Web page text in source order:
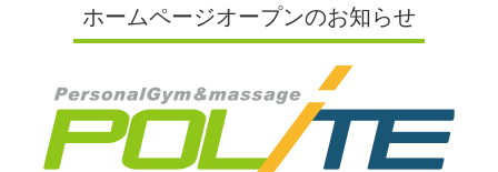
ホームページオープンのお知らせ